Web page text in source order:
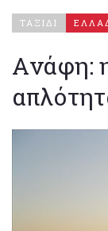
ΤΑΞΙΔΙ
Aνάφη: